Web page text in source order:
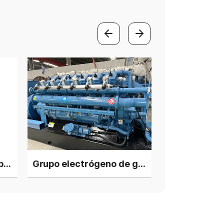
Grupo electrógeno de biomasa a gas de tipo silencioso de 800 kW Grupo electrógeno de gas de biomasa de 500 kW